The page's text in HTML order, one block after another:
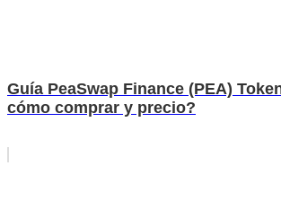
Guía PeaSwap Finance (PEA)
cómo comprar y precio?